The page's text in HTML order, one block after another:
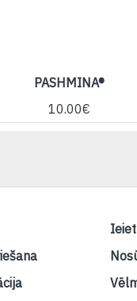
PASHMINA®
10.00€